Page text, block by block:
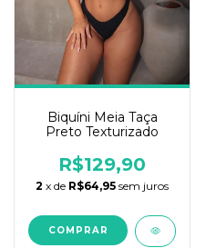
Biquíni Meia Taça
Preto Texturizado
R$129,90
2 x de R$64,95 sem juros
COMPRAR